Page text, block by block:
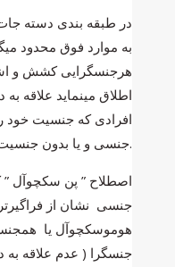
در طبقه بندی دسته
به موارد فوق محدود
هرجنسگرایی کشش و
اطلاق مینماید علاقه
افرادی که جنسیت خود
جنسی و یا بدون جنسیت خاص ، میتواند مبادرت به انجام رابطه جنسی نماید و مرز یا محدودیت جنسیتی ویژه ای دایره تمایلات جنسی او را محدود نمیسازد.
جنسی نشان از
هوموسکچوآل یا
جنسگرا ( عدم علاقه به